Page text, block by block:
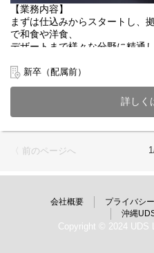
【業務内容】
まずは仕込みからスタートし、
で和食や洋食、
デザートまで様々な分野に精通
ある程度調理業務に慣れたら、
・メニュー開発
31歳で最年少料理長になった先
地元の方はもちろん、世界中の
UDSは「鉄板焼き＋割烹」「茶
新卒（配属前）
詳しく
〈 前のページへ
会社概要 プライバシ
沖縄
Copyright © 2024 UDS